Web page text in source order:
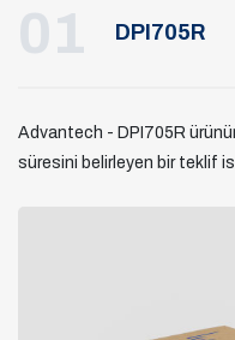
01 DPI705R
Advantech - DPI705R
süresini belirleyen bir teklif